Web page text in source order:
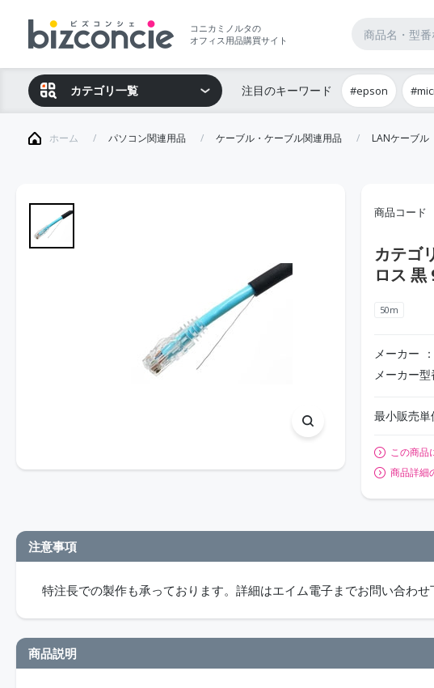
コニカミノルタの
オフィス用品購買サイト
カテゴリ一覧 注目のキーワード #epson
ホーム パソコン関連用品 ケーブル・ケーブル関連用品 LANケーブル
商品コード
カテゴ
ロス 黒
50m
メーカー
メーカー型
最小販売単
この商品
商品詳細
注意事項
特注長での製作も承っております。詳細はエイム電子までお問い合わせ
商品説明